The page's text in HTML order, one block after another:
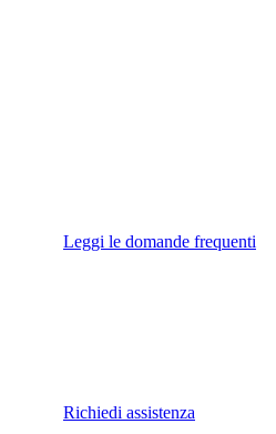
Leggi le domande frequenti
Richiedi assistenza